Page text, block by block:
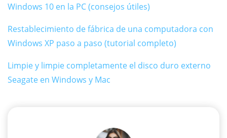
Windows 10 en la PC (consejos útiles)
Restablecimiento de fábrica de una computadora con
Windows XP paso a paso (tutorial completo)
Limpie y limpie completamente el disco duro externo
Seagate en Windows y Mac